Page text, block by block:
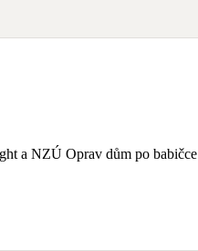
a NZÚ Oprav dům po babičce